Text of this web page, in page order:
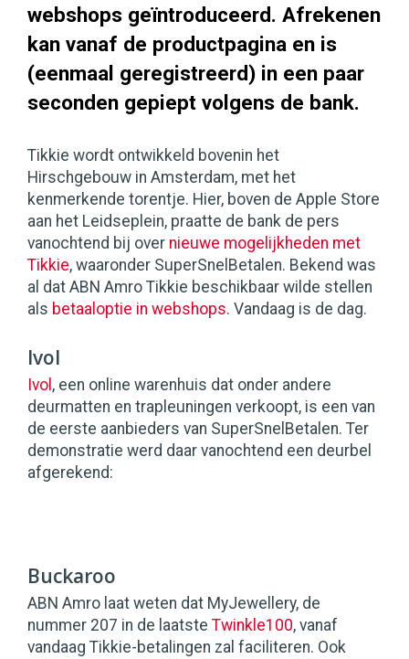
webshops geïntroduceerd. Afrekenen
kan vanaf de productpagina en is
(eenmaal geregistreerd) in een paar
seconden gepiept volgens de bank.
Tikkie wordt ontwikkeld bovenin het
Hirschgebouw in Amsterdam, met het
kenmerkende torentje. Hier, boven de Apple Store
aan het Leidseplein, praatte de bank de pers
vanochtend bij over nieuwe mogelijkheden met
Tikkie, waaronder SuperSnelBetalen. Bekend was
al dat ABN Amro Tikkie beschikbaar wilde stellen
als betaaloptie in webshops. Vandaag is de dag.
Ivol
Ivol , een online warenhuis dat onder andere
deurmatten en trapleuningen verkoopt, is een van
de eerste aanbieders van SuperSnelBetalen. Ter
demonstratie werd daar vanochtend een deurbel
afgerekend:
Buckaroo
ABN Amro laat weten dat MyJewellery, de
nummer 207 in de laatste Twinkle100, vanaf
vandaag Tikkie-betalingen zal faciliteren. Ook